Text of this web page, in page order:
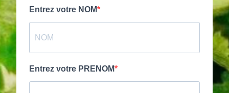
Entrez votre NOM
Entrez votre PRENOM